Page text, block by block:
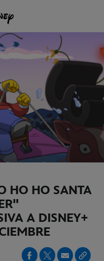
HO HO SANTA
A DISNEY+